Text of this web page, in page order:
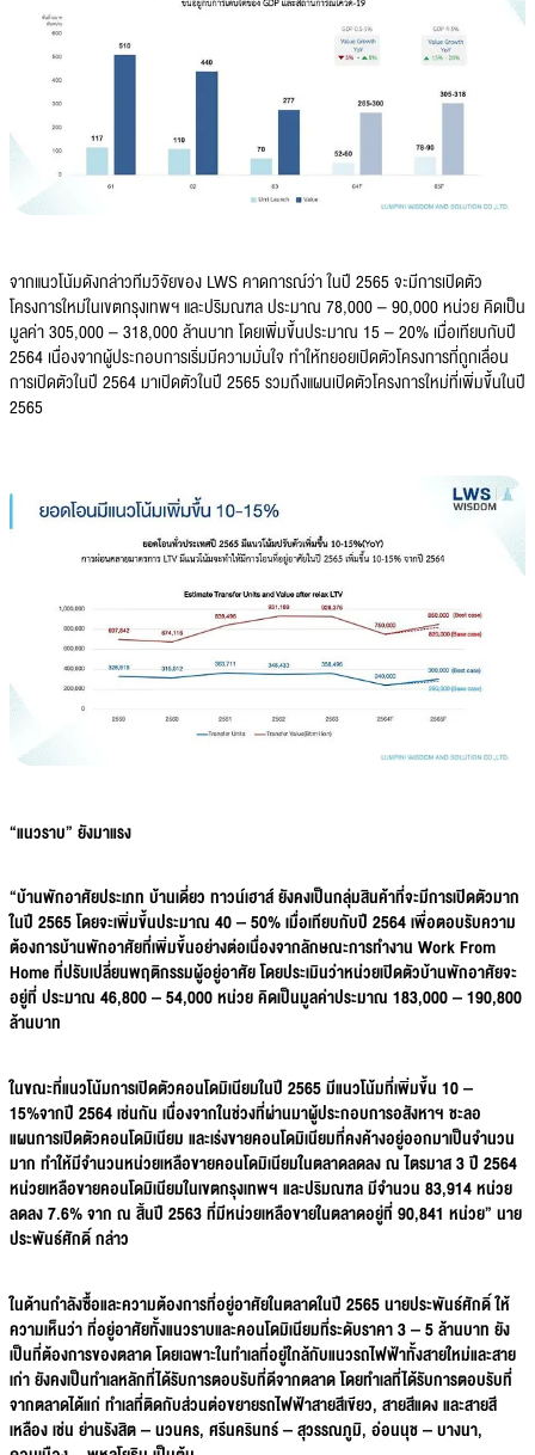
จากแนวโน้มดังกล่าวทีมวิจัยของ LWS คาดการณ์ว่า ในปี 2565 จะมีการเปิดตัว
โครงการใหม่ในเขตกรุงเทพฯ และปริมณฑล ประมาณ 78,000 – 90,000 หน่วย คิดเป็น
มูลค่า 305,000 – 318,000 ล้านบาท โดยเพิ่มขึ้นประมาณ 15 – 20% เมื่อเทียบกับปี
2564 เนื่องจากผู้ประกอบการเริ่มมีความมั่นใจ ทำให้ทยอยเปิดตัวโครงการที่ถูกเลื่อน
การเปิดตัวในปี 2564 มาเปิดตัวในปี 2565 รวมถึงแผนเปิดตัวโครงการใหม่ที่เพิ่มขึ้นในปี
2565
“แนวราบ” ยังมาแรง
“บ้านพักอาศัยประเภท บ้านเดี่ยว ทาวน์เฮาส์ ยังคงเป็นกลุ่มสินค้าที่จะมีการเปิดตัวมาก
ในปี 2565 โดยจะเพิ่มขึ้นประมาณ 40 – 50% เมื่อเทียบกับปี 2564 เพื่อตอบรับความ
ต้องการบ้านพักอาศัยที่เพิ่มขึ้นอย่างต่อเนื่องจากลักษณะการทำงาน Work From
Home ที่ปรับเปลี่ยนพฤติกรรมผู้อยู่อาศัย โดยประเมินว่าหน่วยเปิดตัวบ้านพักอาศัยจะ
อยู่ที่ ประมาณ 46,800 – 54,000 หน่วย คิดเป็นมูลค่าประมาณ 183,000 – 190,800
ล้านบาท
ในขณะที่แนวโน้มการเปิดตัวคอนโดมิเนียมในปี 2565 มีแนวโน้มที่เพิ่มขึ้น 10 –
15%จากปี 2564 เช่นกัน เนื่องจากในช่วงที่ผ่านมาผู้ประกอบการอสังหาฯ ชะลอ
แผนการเปิดตัวคอนโดมิเนียม และเร่งขายคอนโดมิเนียมที่คงค้างอยู่ออกมาเป็นจำนวน
มาก ทำให้มีจำนวนหน่วยเหลือขายคอนโดมิเนียมในตลาดลดลง ณ ไตรมาส 3 ปี 2564
หน่วยเหลือขายคอนโดมิเนียมในเขตกรุงเทพฯ และปริมณฑล มีจำนวน 83,914 หน่วย
ลดลง 7.6% จาก ณ สิ้นปี 2563 ที่มีหน่วยเหลือขายในตลาดอยู่ที่ 90,841 หน่วย” นาย
ประพันธ์ศักดิ์ กล่าว
ในด้านกำลังซื้อและความต้องการที่อยู่อาศัยในตลาดในปี 2565 นายประพันธ์ศักดิ์ ให้
ความเห็นว่า ที่อยู่อาศัยทั้งแนวราบและคอนโดมิเนียมที่ระดับราคา 3 – 5 ล้านบาท ยัง
เป็นที่ต้องการของตลาด โดยเฉพาะในทำเลที่อยู่ใกล้กับแนวรถไฟฟ้าทั้งสายใหม่และสาย
เก่า ยังคงเป็นทำเลหลักที่ได้รับการตอบรับที่ดีจากตลาด โดยทำเลที่ได้รับการตอบรับที่
จากตลาดได้แก่ ทำเลที่ติดกับส่วนต่อขยายรถไฟฟ้าสายสีเขียว, สายสีแดง และสายสี
เหลือง เช่น ย่านรังสิต – นวนคร, ศรีนครินทร์ – สุวรรณภูมิ, อ่อนนุช – บางนา,